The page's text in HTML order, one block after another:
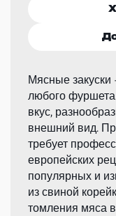
Мясные закуски
любого
вкус,
внешний вид.
требует
европейских
популярных и
из свиной
томления мяса